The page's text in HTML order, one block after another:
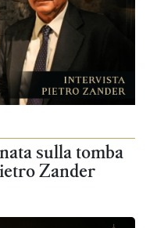
sulla tomba
Zander